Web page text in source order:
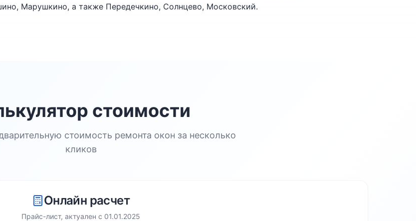
Марушкино, а также Передечкино, Солнцево, Московский.
стоимости
стоимость ремонта окон за несколько
кликов
Онлайн расчет
Прайс-лист, актуален с 01.01.2025